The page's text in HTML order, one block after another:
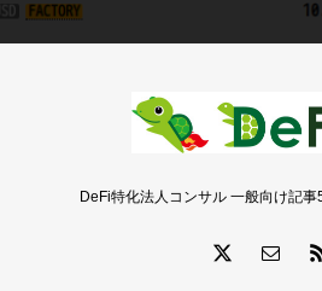
DeFi特化法人コンサル 一般向け記